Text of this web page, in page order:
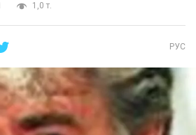
1,0 т.
РУС